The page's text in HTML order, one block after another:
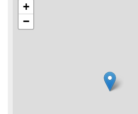
+
−